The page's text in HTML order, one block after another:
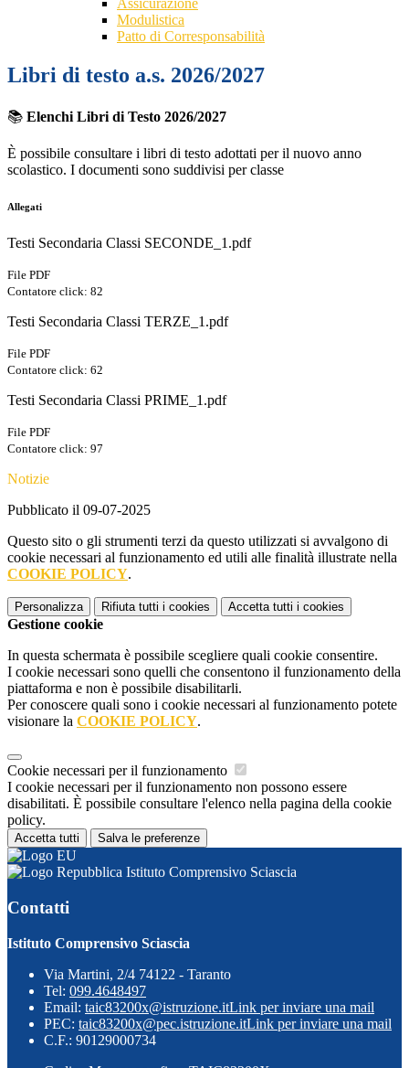
Assicurazione
Modulistica
Patto di Corresponsabilità
Libri di testo a.s. 2026/2027
📚 Elenchi Libri di Testo 2026/2027
È possibile consultare i libri di testo adottati per il nuovo anno
scolastico. I documenti sono suddivisi per classe
Allegati
Testi Secondaria Classi SECONDE_1.pdf
File PDF
Contatore click: 82
Testi Secondaria Classi TERZE_1.pdf
File PDF
Contatore click: 62
Testi Secondaria Classi PRIME_1.pdf
File PDF
Contatore click: 97
Notizie
Pubblicato il 09-07-2025
Questo sito o gli strumenti terzi da questo utilizzati si avvalgono di
cookie necessari al funzionamento ed utili alle finalità illustrate nella
COOKIE POLICY.
Personalizza Rifiuta tutti i cookies Accetta tutti i cookies
Gestione cookie
In questa schermata è possibile scegliere quali cookie consentire.
I cookie necessari sono quelli che consentono il funzionamento della
piattaforma e non è possibile disabilitarli.
Per conoscere quali sono i cookie necessari al funzionamento potete
visionare la COOKIE POLICY.
Cookie necessari per il funzionamento
I cookie necessari per il funzionamento non possono essere
disabilitati. È possibile consultare l'elenco nella pagina della cookie
policy.
Accetta tutti Salva le preferenze
Istituto Comprensivo Sciascia
Contatti
Istituto Comprensivo Sciascia
Via Martini, 2/4 74122 - Taranto
Tel: 099.4648497
Email: taic83200x@istruzione.itLink per inviare una mail
PEC: taic83200x@pec.istruzione.itLink per inviare una mail
C.F.: 90129000734